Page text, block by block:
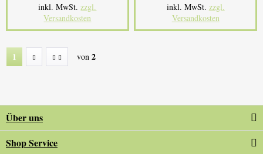
inkl. MwSt.zzgl.
Versandkosten
inkl. MwSt. zzgl.
Versandkosten
1 von 2
Über uns
Shop Service